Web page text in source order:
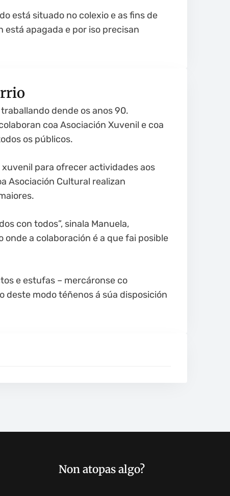
está situado no colexio e as fins de
está apagada e por iso precisan
dende os anos 90.
coa Asociación Xuvenil e coa
os públicos.
para ofrecer actividades aos
Asociación Cultural realizan
con todos”, sinala Manuela,
a colaboración é a que fai posible
e estufas – mercáronse co
deste modo téñenos á súa disposición
Non atopas algo?